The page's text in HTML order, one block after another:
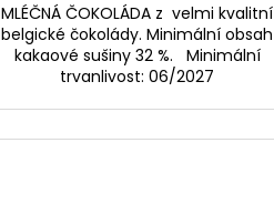
MLÉČNÁ ČOKOLÁDA z velmi kvalitní
belgické čokolády. Minimální obsah
kakaové sušiny 32 %. Minimální
trvanlivost: 06/2027